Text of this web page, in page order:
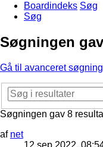
Boardindeks Søg
Søg
Søgningen
Gå til avanceret søgning
Søgningen gav 8
af net
12 sep 2022,